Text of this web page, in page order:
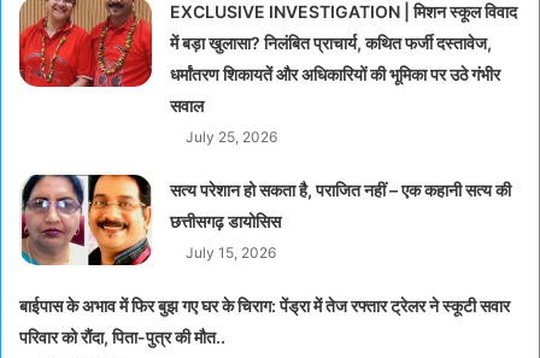
EXCLUSIVE INVESTIGATION | मिशन स्कूल विवाद
में बड़ा खुलासा? निलंबित प्राचार्य, कथित फर्जी दस्तावेज,
धर्मांतरण शिकायतें और अधिकारियों की भूमिका पर उठे गंभीर
सवाल
July 25, 2026
सत्य परेशान हो सकता है, पराजित नहीं – एक कहानी सत्य की
छत्तीसगढ़ डायोसिस
July 15, 2026
बाईपास के अभाव में फिर बुझ गए घर के चिराग: पेंड्रा में तेज रफ्तार ट्रेलर ने स्कूटी सवार
परिवार को रौंदा, पिता-पुत्र की मौत..